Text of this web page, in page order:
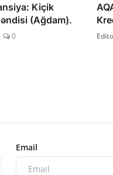
Kiçik
(Ağdam).
0
Email